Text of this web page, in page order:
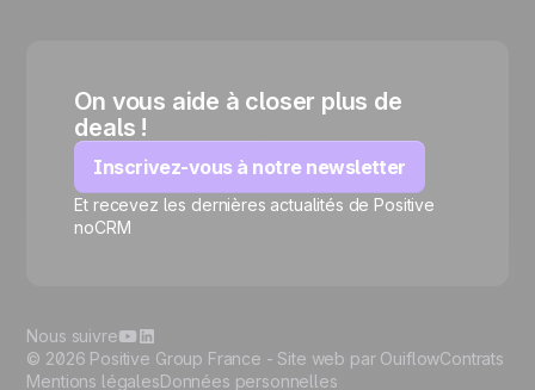
On vous aide à closer plus de
deals !
Inscrivez-vous à notre newsletter
Et recevez les dernières actualités de Positive
noCRM
© 2026 Positive Group France - Site web par OuiflowContrats
Mentions légalesDonnées personnelles
Nous suivre